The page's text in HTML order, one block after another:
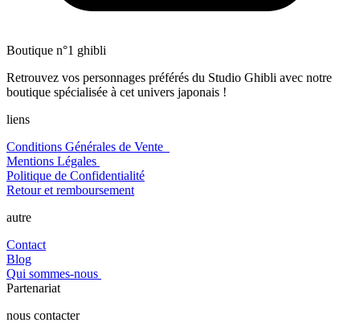
Boutique n°1 ghibli
Retrouvez vos personnages préférés du Studio Ghibli avec notre
boutique spécialisée à cet univers japonais !
liens
Conditions Générales de Vente
Mentions Légales
Politique de Confidentialité
Retour et remboursement
autre
Contact
Blog
Qui sommes-nous
Partenariat
nous contacter